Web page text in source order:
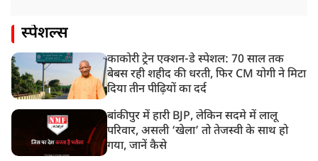
स्पेशल्स
काकोरी ट्रेन एक्शन-डे स्पेशल: 70 साल तक
बेबस रही शहीद की धरती, फिर CM योगी ने मिटा
दिया तीन पीढ़ियों का दर्द
बांकीपुर में हारी BJP, लेकिन सदमे में लालू
परिवार, असली ‘खेला’ तो तेजस्वी के साथ हो
गया, जानें कैसे